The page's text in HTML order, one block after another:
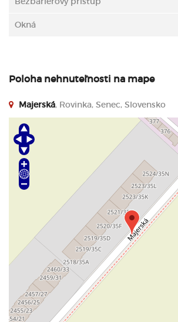
Okná
Poloha nehnuteľnosti na mape
Majerská, Rovinka, Senec, Slovensko